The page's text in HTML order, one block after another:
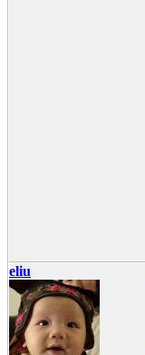
eliu